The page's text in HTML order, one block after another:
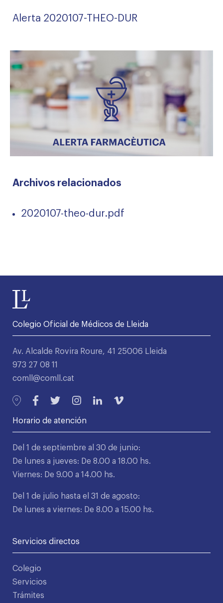
Archivos relacionados
2020107-theo-dur.pdf
Alerta 2020107-THEO-DUR
Colegio Oficial de Médicos de Lleida
Av. Alcalde Rovira Roure, 41 25006 Lleida
973 27 08 11
comll@comll.cat
Horario de atención
Del 1 de septiembre al 30 de junio:
De lunes a jueves: De 8.00 a 18.00 hs.
Viernes: De 9.00 a 14.00 hs.
Del 1 de julio hasta el 31 de agosto:
De lunes a viernes: De 8.00 a 15.00 hs.
Servicios directos
Colegio
Servicios
Trámites